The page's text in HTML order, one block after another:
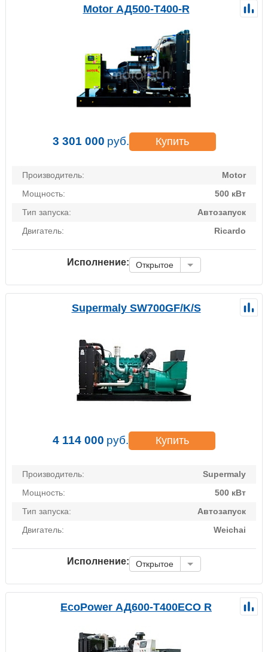
Motor АД500-Т400-R
3 301 000 руб. Купить
Производитель:
Motor
Мощность:
500 кВт
Тип запуска:
Автозапуск
Двигатель:
Ricardo
Исполнение: Открытое
Supermaly SW700GF/K/S
4 114 000 руб. Купить
Производитель:
Supermaly
Мощность:
500 кВт
Тип запуска:
Автозапуск
Двигатель:
Weichai
Исполнение: Открытое
EcoPower АД600-T400ECO R